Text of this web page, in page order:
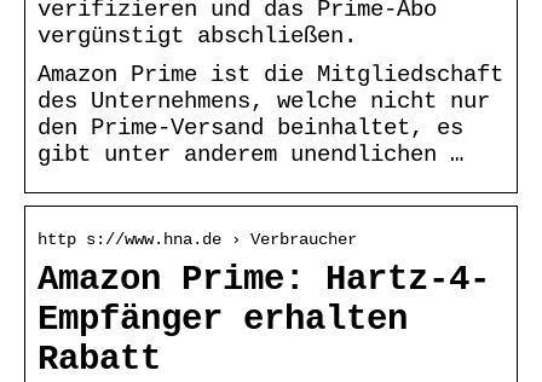
verifizieren und das Prime-Abo
vergünstigt abschließen.
Amazon Prime ist die Mitgliedschaft
des Unternehmens, welche nicht nur
den Prime-Versand beinhaltet, es
gibt unter anderem unendlichen …
http s://www.hna.de › Verbraucher
Amazon Prime: Hartz-4-
Empfänger erhalten
Rabatt